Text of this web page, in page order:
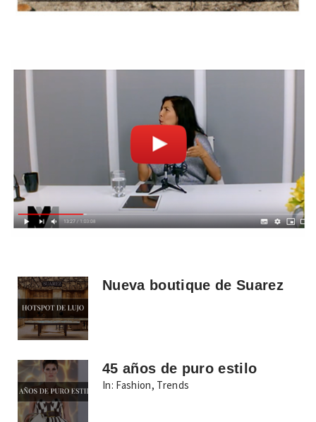
Nueva boutique de Suarez
45 años de puro estilo
In: Fashion, Trends